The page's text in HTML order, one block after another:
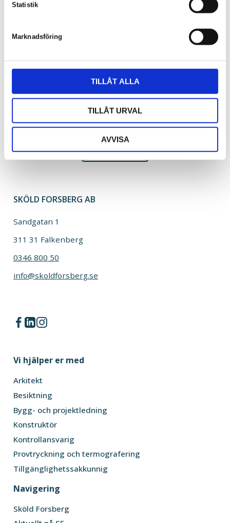
Statistik
Marknadsföring
TILLÅT ALLA
TILLÅT URVAL
AVVISA
William Weibull
0346-487 62
william@skoldforsberg.se
GÅ TILLBAKA
SKÖLD FORSBERG AB
Sandgatan 1
311 31 Falkenberg
0346 800 50
info@skoldforsberg.se
Vi hjälper er med
Arkitekt
Besiktning
Bygg- och projektledning
Konstruktör
Kontrollansvarig
Provtryckning och termografering
Tillgänglighetssakkunnig
Navigering
Sköld Forsberg